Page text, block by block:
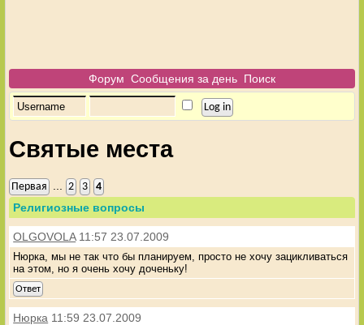
Форум Сообщения за день Поиск
Святые места
Первая 2 3 4
Религиозные вопросы
OLGOVOLA11:57 23.07.2009
Нюрка, мы не так что бы планируем, просто не хочу зацикливаться
на этом, но я очень хочу доченьку!
Ответ
Нюрка 11:59 23.07.2009